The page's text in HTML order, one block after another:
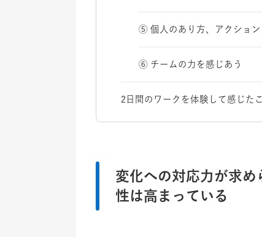
⑤ 個人のあり方、アクション
⑥ チームの力を感じあう
2日間のワークを体験して感じた
変化への対応力が求
性は高まっている